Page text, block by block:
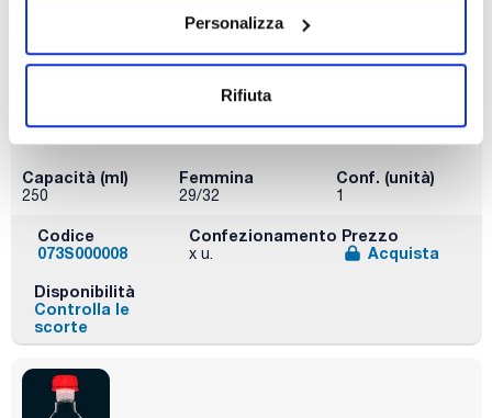
Personalizza
Rifiuta
Capacità (ml)
250
Femmina
29/32
Conf. (unità)
1
Codice
073S000008
Confezionamento
x u.
Prezzo
Acquista
Disponibilità
Controlla le
scorte